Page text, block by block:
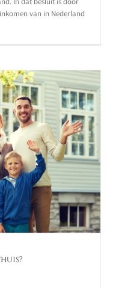
van in Nederland